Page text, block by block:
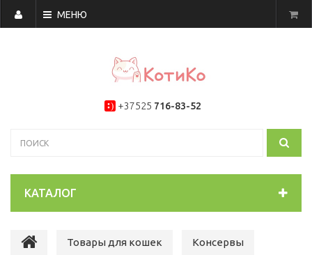
МЕНЮ
+37525 716-83-52
КАТАЛОГ
Товары для кошек Консервы